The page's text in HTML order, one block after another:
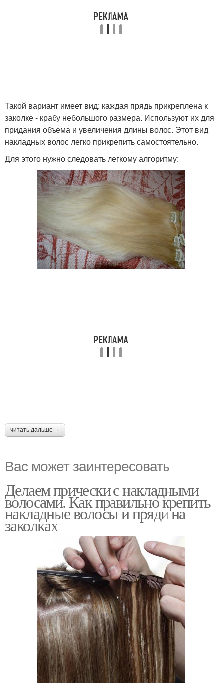
Такой вариант имеет вид: каждая прядь прикреплена к
заколке - крабу небольшого размера. Используют их для
придания объема и увеличения длины волос. Этот вид
накладных волос легко прикрепить самостоятельно.
Для этого нужно следовать легкому алгоритму:
читать дальше →
Вас может заинтересовать
Делаем прически с накладными
волосами. Как правильно крепить
накладные волосы и пряди на
заколках